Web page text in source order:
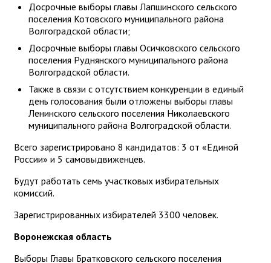
Досрочные выборы главы Лапшинского сельского
поселения Котовского муниципального района
Волгоградской области;
Досрочные выборы главы Осичковского сельского
поселения Руднянского муниципального района
Волгоградской области.
Также в связи с отсутствием конкуренции в единый
день голосования были отложены выборы главы
Ленинского сельского поселения Николаевского
муниципального района Волгоградской области.
Всего зарегистрировано 8 кандидатов: 3 от «Единой
России» и 5 самовыдвиженцев.
Будут работать семь участковых избирательных
комиссий.
Зарегистрированных избирателей 3300 человек.
Воронежская область
Выборы Главы Братковского сельского поселения